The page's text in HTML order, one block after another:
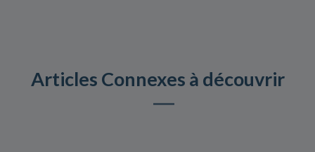
Articles Connexes à découvrir